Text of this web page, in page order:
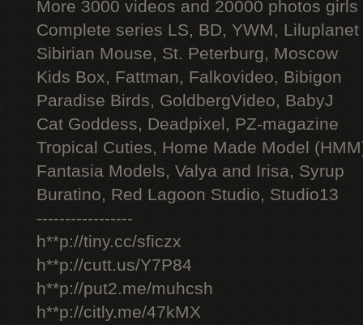
More 3000 videos and 20000 photos
Complete series LS, BD, YWM, Liluplanet
Sibirian Mouse, St. Peterburg, Moscow
Kids Box, Fattman, Falkovideo, Bibigon
Paradise Birds, GoldbergVideo, BabyJ
Cat Goddess, Deadpixel, PZ-magazine
Tropical Cuties, Home Made Model
Fantasia Models, Valya and Irisa, Syrup
Buratino, Red Lagoon Studio, Studio13
-----------------
h**p://tiny.cc/sficzx
h**p://cutt.us/Y7P84
h**p://put2.me/muhcsh
h**p://citly.me/47kMX